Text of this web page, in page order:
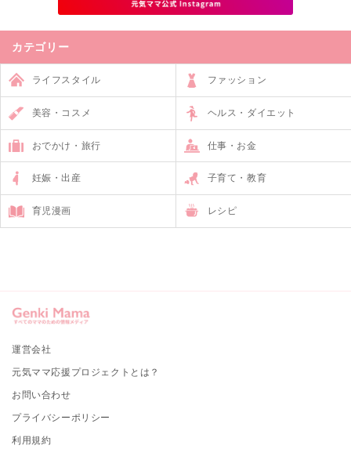
カテゴリー
ライフスタイル ファッション
美容・コスメ ヘルス・ダイエット
おでかけ・旅行 仕事・お金
妊娠・出産 子育て・教育
育児漫画 レシピ
運営会社
元気ママ応援プロジェクトとは？
お問い合わせ
プライバシーポリシー
利用規約